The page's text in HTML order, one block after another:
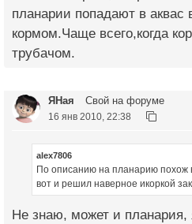
планарии попадают в
кормом.Чаще всего,когда
трубачом.
ЯНая Свой на форуме
16 янв 2010, 22:38
alex7806
По описанию на планарию похож
вот и решил наверное икоркой
Не знаю, может и планария,